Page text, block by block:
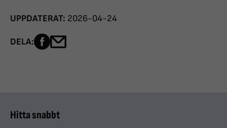
UPPDATERAT: 2026-04-24
DELA: Dela sidan på Facebook
Hitta snabbt